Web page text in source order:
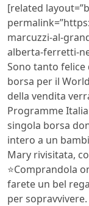
[related
marcuzzi-al-
alberta-ferretti-
Sono tanto felice
borsa per il
della vendita
Programme
singola borsa
intero a un
Mary rivisitata,
⭐️Comprandola
farete un bel
per